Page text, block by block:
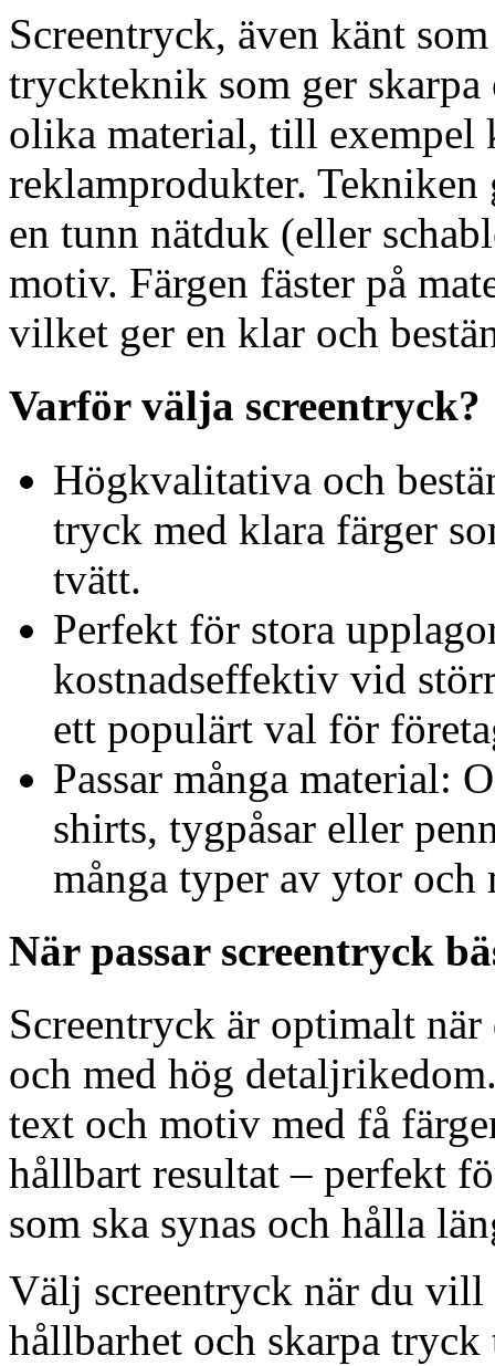
Screentryck, även känt
tryckteknik som ger
olika material, till exempel
reklamprodukter. Tekniken
en tunn nätduk (eller
motiv. Färgen fäster på
vilket ger en klar och
Varför välja screentryck?
Högkvalitativa och
tryck med klara färger
tvätt.
Perfekt för stora
kostnadseffektiv vid
ett populärt val för
Passar många material:
shirts, tygpåsar eller
många typer av ytor och
När passar screentryck
Screentryck är optimalt
och med hög
text och motiv med få
hållbart resultat – perfekt
som ska synas och hålla
Välj screentryck när du
hållbarhet och skarpa